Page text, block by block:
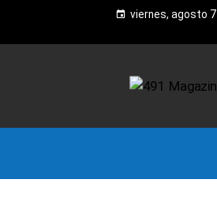
viernes, agosto 7